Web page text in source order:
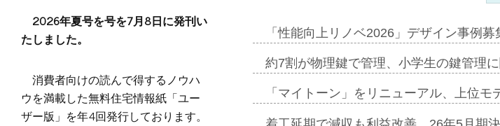
「性能向上リノベ2026」デザイン事例
約7割が物理鍵で管理、小学生の鍵管理
「マイトーン」をリニューアル、上位
2026年夏号を号を7月8日に発刊い
たしました。
消費者向けの読んで得するノウハ
ウを満載した無料住宅情報紙「ユー
ザー版」を年4回発行しております。